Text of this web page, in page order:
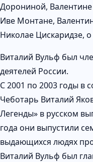
Дорониной,
Иве Монтане,
Николае Цискаридзе,
Виталий Вульф был
деятелей России.
С 2001 по 2003 годы в
Чеботарь Виталий
Легенды» в русском
года они выпустили
выдающихся людях
Виталий Вульф был